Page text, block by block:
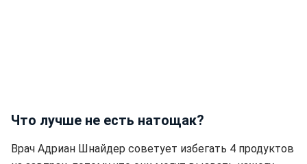
Что лучше не есть натощак?
Врач Адриан Шнайдер советует избегать 4 продуктов